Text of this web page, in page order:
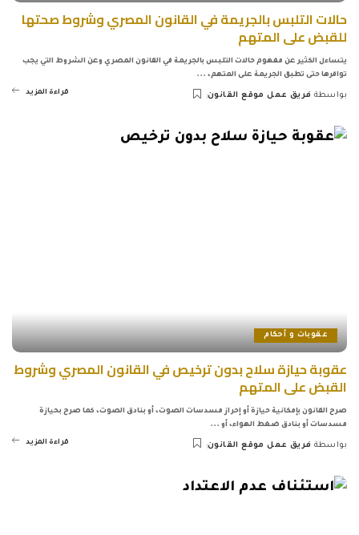
حالات التلبس بالجريمة في القانون المصري وشروط صحتها
للقبض على المتهم
يتساءل الكثير عن مفهوم حالات التلبس بالجريمة في القانون المصري وعن الشروط التي يجب
توافرها حتى تطبق الجريمة على المتهم، ...
بواسطة فريق عمل موقع القانون قراءة المزيد
عقوبات و أحكام
عقوبة حيازة سلاح بدون ترخيص في القانون المصري وشروط
القبض على المتهم
صرح القانون بإمكانية حيازة أو إحراز مسدسات الصوت، أو بنادق الصوت، كما صرح بحيازة
مسدسات أو بنادق ضغط الهواء، أو ...
Posted
بواسطة فريق عمل موقع القانون قراءة المزيد